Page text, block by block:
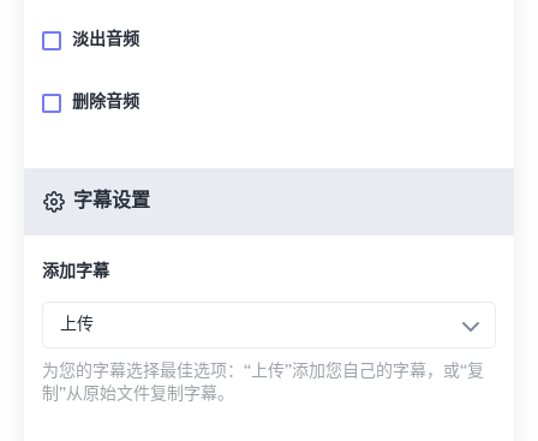
淡出音频
删除音频
字幕设置
添加字幕
上传
为您的字幕选择最佳选项：“上传”添加您自己的字幕，或“复
制”从原始文件复制字幕。